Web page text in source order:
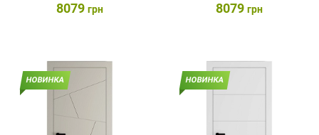
8079 грн 8079 грн
НОВИНКА НОВИНКА